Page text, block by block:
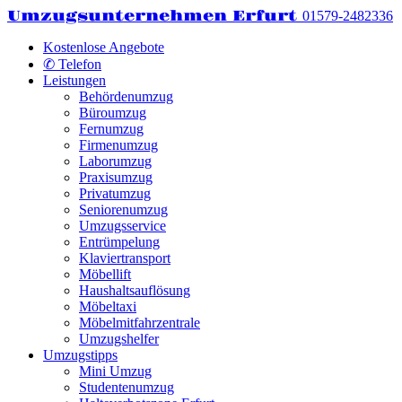
Umzugsunternehmen Erfurt 01579-2482336
Kostenlose Angebote
✆ Telefon
Leistungen
Behördenumzug
Büroumzug
Fernumzug
Firmenumzug
Laborumzug
Praxisumzug
Privatumzug
Seniorenumzug
Umzugsservice
Entrümpelung
Klaviertransport
Möbellift
Haushaltsauflösung
Möbeltaxi
Möbelmitfahrzentrale
Umzugshelfer
Umzugstipps
Mini Umzug
Studentenumzug